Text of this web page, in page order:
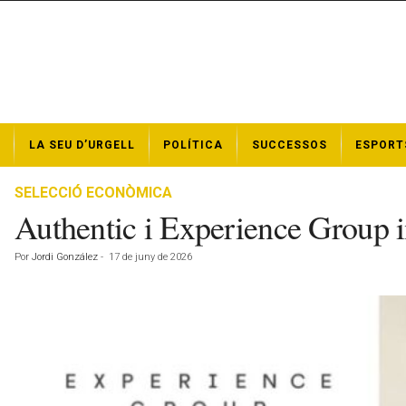
t
LA SEU D’URGELL POLÍTICA SUCCESSOS
SELECCIÓ ECONÒMICA
Authentic i Experience Group
Por Jordi González - 17 de juny de 2026